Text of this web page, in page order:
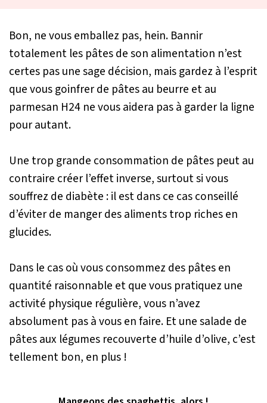
Bon, ne vous emballez pas, hein. Bannir
totalement les pâtes de son alimentation n’est
certes pas une sage décision, mais gardez à l’esprit
que vous goinfrer de pâtes au beurre et au
parmesan H24 ne vous aidera pas à garder la ligne
pour autant.
Une trop grande consommation de pâtes peut au
contraire créer l’effet inverse, surtout si vous
souffrez de diabète : il est dans ce cas conseillé
d’éviter de manger des aliments trop riches en
glucides.
Dans le cas où vous consommez des pâtes en
quantité raisonnable et que vous pratiquez une
activité physique régulière, vous n’avez
absolument pas à vous en faire. Et une salade de
pâtes aux légumes recouverte d’huile d’olive, c’est
tellement bon, en plus !